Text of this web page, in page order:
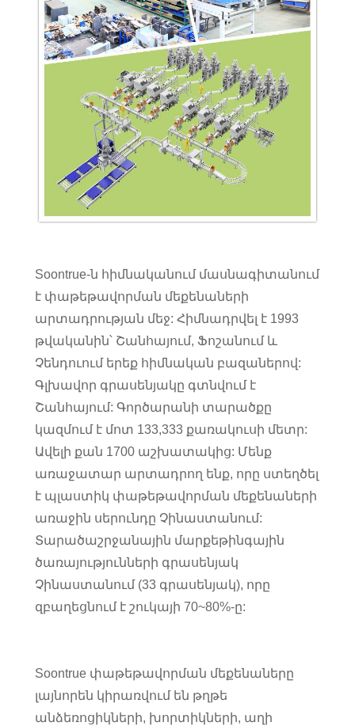
Soontrue-ն հիմնականում մասնագիտանում
է փաթեթավորման մեքենաների
արտադրության մեջ: Հիմնադրվել է 1993
թվականին՝ Շանհայում, Ֆոշանում և
Չենդուում երեք հիմնական բազաներով:
Գլխավոր գրասենյակը գտնվում է
Շանհայում: Գործարանի տարածքը
կազմում է մոտ 133,333 քառակուսի մետր:
Ավելի քան 1700 աշխատակից: Մենք
առաջատար արտադրող ենք, որը ստեղծել
է պլաստիկ փաթեթավորման մեքենաների
առաջին սերունդը Չինաստանում:
Տարածաշրջանային մարքեթինգային
ծառայությունների գրասենյակ
Չինաստանում (33 գրասենյակ), որը
զբաղեցնում է շուկայի 70~80%-ը:
Soontrue փաթեթավորման մեքենաները
լայնորեն կիրառվում են թղթե
անձեռոցիկների, խորտիկների, աղի